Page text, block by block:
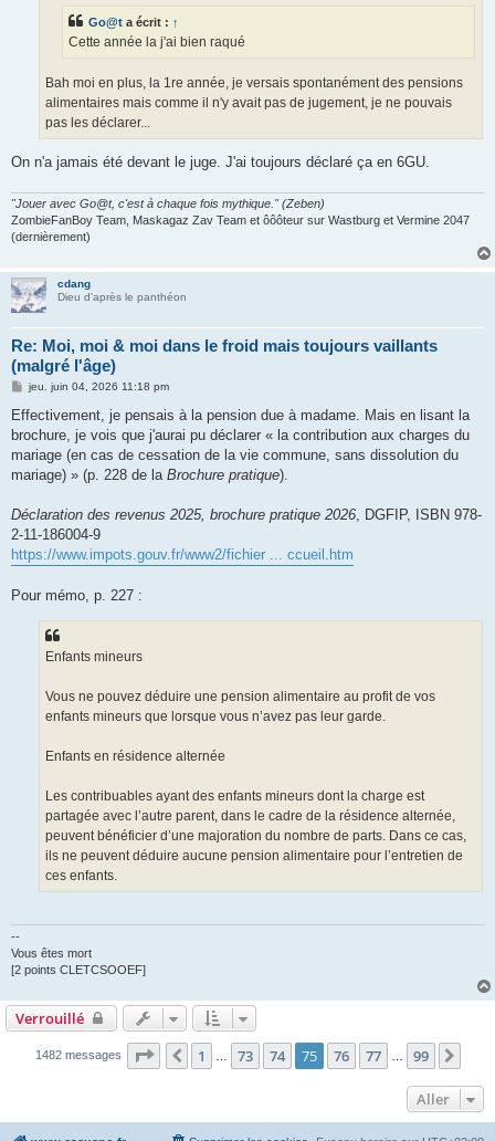
Go@t a écrit : ↑
Cette année la j'ai bien raqué
Bah moi en plus, la 1re année, je versais spontanément des pensions
alimentaires mais comme il n'y avait pas de jugement, je ne pouvais
pas les déclarer...
On n'a jamais été devant le juge. J'ai toujours déclaré ça en 6GU.
"Jouer avec Go@t, c'est à chaque fois mythique." (Zeben)
ZombieFanBoy Team, Maskagaz Zav Team et ôôôteur sur Wastburg et Vermine 2047
(dernièrement)
cdang
Dieu d'après le panthéon
Re: Moi, moi & moi dans le froid mais toujours vaillants
(malgré l'âge)
M
s
a
g
jeu. juin 04, 2026 11:18 pm
Effectivement, je pensais à la pension due à madame. Mais en lisant la
brochure, je vois que j'aurai pu déclarer « la contribution aux charges du
mariage (en cas de cessation de la vie commune, sans dissolution du
mariage) » (p. 228 de la Brochure pratique).
Déclaration des revenus 2025, brochure pratique 2026, DGFIP, ISBN 978-
2-11-186004-9
https://www.impots.gouv.fr/www2/fichier ... ccueil.htm
Pour mémo, p. 227 :
Enfants mineurs
Vous ne pouvez déduire une pension alimentaire au profit de vos
enfants mineurs que lorsque vous n’avez pas leur garde.
Enfants en résidence alternée
Les contribuables ayant des enfants mineurs dont la charge est
partagée avec l’autre parent, dans le cadre de la résidence alternée,
peuvent bénéficier d’une majoration du nombre de parts. Dans ce cas,
ils ne peuvent déduire aucune pension alimentaire pour l’entretien de
ces enfants.
--
Vous êtes mort
[2 points CLETCSOOEF]
Verrouillé
1482 messages Page 75 sur 99
Précédent
1 73 74 75 76 77 99
Aller